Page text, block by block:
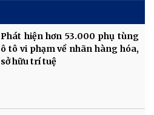
Phát hiện hơn 53.000 phụ tùng
ô tô vi phạm về nhãn hàng hóa,
sở hữu trí tuệ